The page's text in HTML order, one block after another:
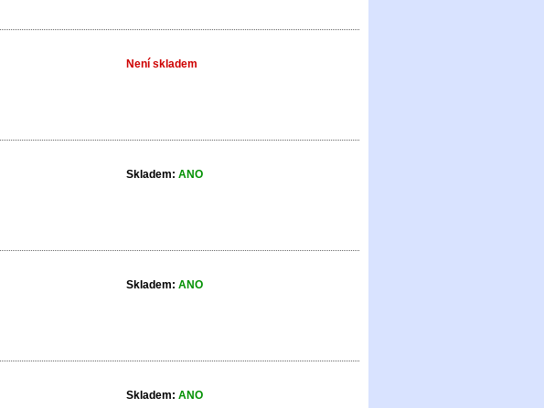
Není skladem
Skladem: ANO
Skladem: ANO
Skladem: ANO